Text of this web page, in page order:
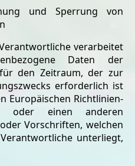
und Sperrung von
verarbeitet
Daten der
den Zeitraum, der zur
erforderlich ist
Europäischen Richtlinien-
oder einen anderen
Vorschriften, welchen
unterliegt,